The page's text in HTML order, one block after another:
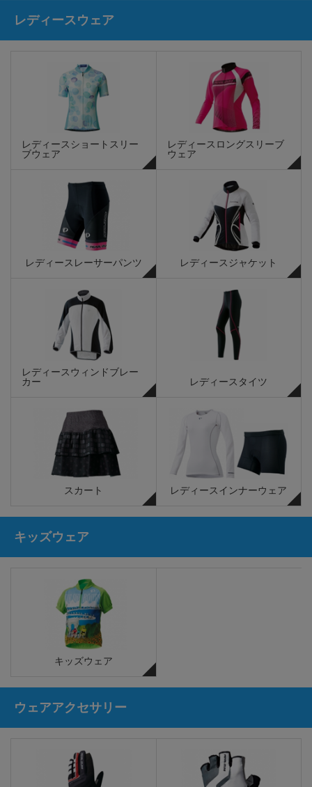
レディースウェア
レディースショートスリー
ブウェア
レディースロングスリーブ
ウェア
レディースレーサーパンツ レディースジャケット
レディースウィンドブレー
カー
レディースタイツ
スカート レディースインナーウェア
キッズウェア
キッズウェア
ウェアアクセサリー